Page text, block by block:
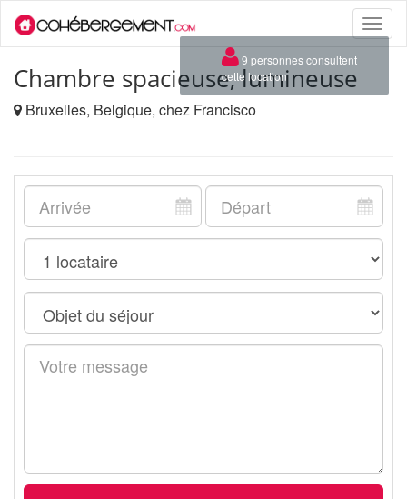
Toggle
Chambre spacieuse, lumineuse
Bruxelles, Belgique, chez Francisco
×
9 personnes consultent
cette location